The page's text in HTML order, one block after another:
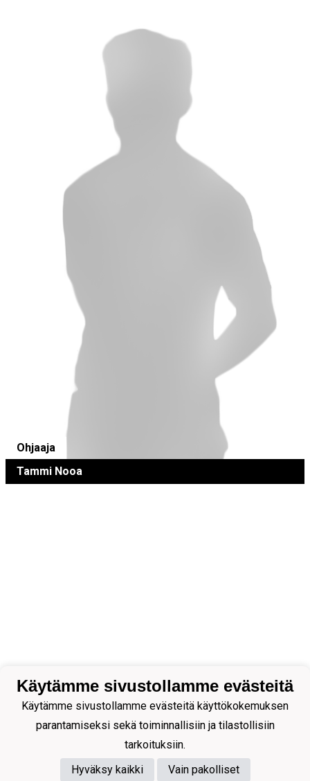
Ohjaaja
Tammi Nooa
Käytämme sivustollamme evästeitä
Käytämme sivustollamme evästeitä käyttökokemuksen
parantamiseksi sekä toiminnallisiin ja tilastollisiin
tarkoituksiin.
Hyväksy kaikki
Vain pakolliset